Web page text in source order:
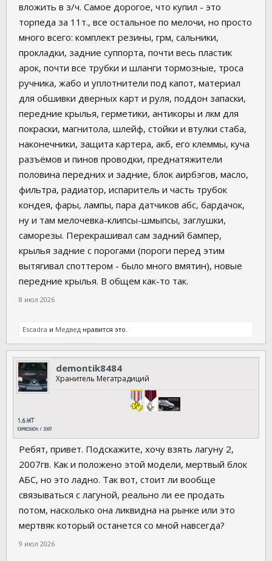
вложить в з/ч. Самое дорогое, что купил - это
торпеда за 11т., все остальное по мелочи, но просто
много всего: комплект резины, грм, сальники,
прокладки, задние суппорта, почти весь пластик
арок, почти все трубки и шланги тормозные, троса
ручника, жабо и уплотнители под капот, материал
для обшивки дверных карт и руля, поддон запаски,
передние крылья, герметики, антикоры и лкм для
покраски, магнитола, шлейф, стойки и втулки стаба,
наконечники, защита картера, акб, его клеммы, куча
разъёмов и пинов проводки, преднатяжители
половина передних и задние, блок аирбэгов, масло,
фильтра, радиатор, испаритель и часть трубок
кондея, фары, лампы, пара датчиков абс, бардачок,
ну и там мелочевка-клипсы-шмыпсы, заглушки,
саморезы. Перекрашивал сам задний бампер,
крылья задние с порогами (пороги перед этим
вытягивал споттером - было много вмятин), новые
передние крылья. В общем как-то так.
8 июл 2026
Escadra и Медвед нравится это.
demontik8484
Хранитель Мегатрадиций
Ребят, привет. Подскажите, хочу взять лагуну 2,
2007гв. Как и положено этой модели, мертвый блок
АБС, но это ладно. Так вот, стоит ли вообще
связываться с лагуной, реально ли ее продать
потом, насколько она ликвидна на рынке или это
мертвяк который останется со мной навсегда?
9 июл 2026